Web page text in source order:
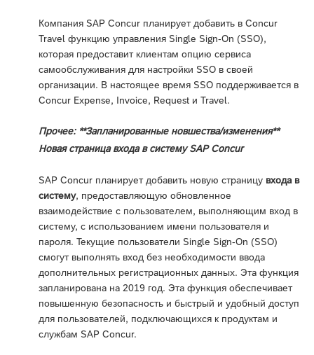
Компания SAP Concur планирует добавить в Concur
Travel функцию управления Single Sign-On (SSO),
которая предоставит клиентам опцию сервиса
самообслуживания для настройки SSO в своей
организации. В настоящее время SSO поддерживается в
Concur Expense, Invoice, Request и Travel.
Прочее: **Запланированные новшества/изменения**
Новая страница входа в систему SAP Concur
SAP Concur планирует добавить новую страницу входа в
систему, предоставляющую обновленное
взаимодействие с пользователем, выполняющим вход в
систему, с использованием имени пользователя и
пароля. Текущие пользователи Single Sign-On (SSO)
смогут выполнять вход без необходимости ввода
дополнительных регистрационных данных. Эта функция
запланирована на 2019 год. Эта функция обеспечивает
повышенную безопасность и быстрый и удобный доступ
для пользователей, подключающихся к продуктам и
службам SAP Concur.